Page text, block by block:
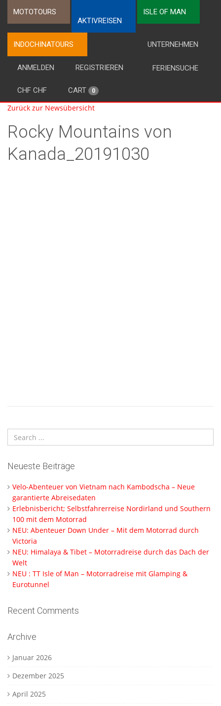
MOTOTOURS
AKTIVREISEN
ISLE OF MAN
INDOCHINATOURS UNTERNEHMEN
FERIENSUCHE
ANMELDEN REGISTRIEREN
CHF CHF CART 0
Zurück zur Newsübersicht
Rocky Mountains von
Kanada_20191030
Neueste Beiträge
Velo-Abenteuer von Vietnam nach Kambodscha – Neue
garantierte Abreisedaten
Erlebnisbericht; Selbstfahrerreise Nordirland und Southern
100 mit dem Motorrad
NEU: Abenteuer Down Under – Mit dem Motorrad durch
Victoria
NEU: Himalaya & Tibet – Motorradreise durch das Dach der
Welt
NEU : TT Isle of Man – Motorradreise mit Glamping &
Eurotunnel
Recent Comments
Archive
Januar 2026
Dezember 2025
April 2025